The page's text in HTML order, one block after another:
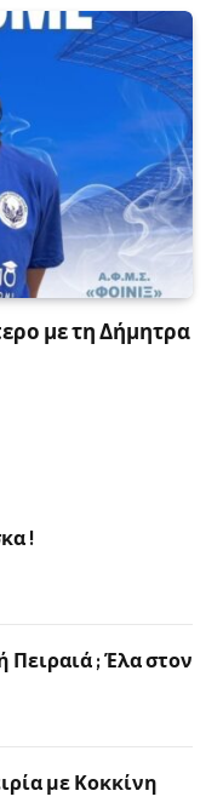
με τη Δήμητρα
!
Πειραιά ; Έλα στον
με Κοκκίνη